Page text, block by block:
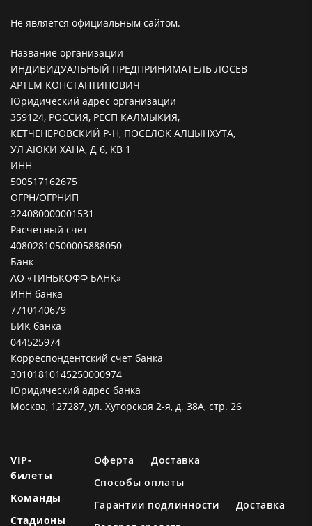
Не является официальным сайтом.
Название организации
ИНДИВИДУАЛЬНЫЙ ПРЕДПРИНИМАТЕЛЬ ЛОСЕВ
АРТЕМ КОНСТАНТИНОВИЧ
Юридический адрес организации
359124, РОССИЯ, РЕСП КАЛМЫКИЯ,
КЕТЧЕНЕРОВСКИЙ Р-Н, ПОСЕЛОК АЛЦЫНХУТА,
УЛ АЮКИ ХАНА, Д 6, КВ 1
ИНН
500517162675
ОГРН/ОГРНИП
324080000001531
Расчетный счет
40802810500005888050
Банк
АО «ТИНЬКОФФ БАНК»
ИНН банка
7710140679
БИК банка
044525974
Корреспондентский счет банка
30101810145250000974
Юридический адрес банка
Москва, 127287, ул. Хуторская 2-я, д. 38А, стр. 26
VIP-
билеты
Команды
Стадионы
Оферта
Доставка
Способы оплаты
Гарантии подлинности
Доставка